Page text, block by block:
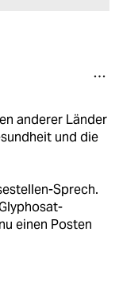
anderer Länder
und die
Sprech.
einen Posten